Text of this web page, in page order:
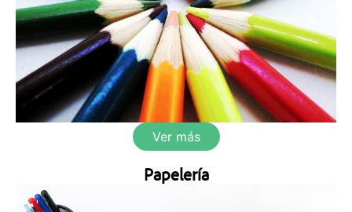
Ver más
Papelería